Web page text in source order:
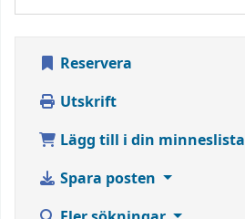
Reservera
Utskrift
Lägg till i din minneslista
Spara posten